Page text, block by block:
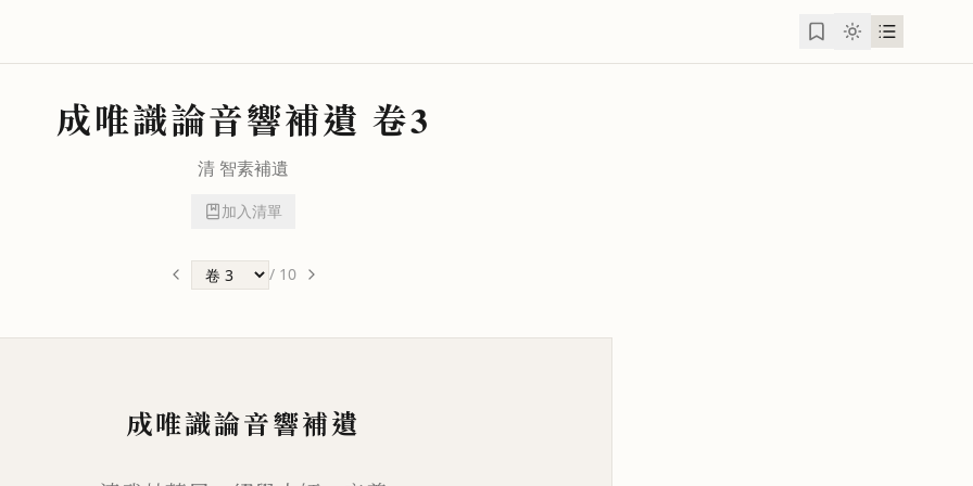
成唯識論音響補遺 卷3
清 智素補遺
加入清單
/ 10
成唯識論音響補遺